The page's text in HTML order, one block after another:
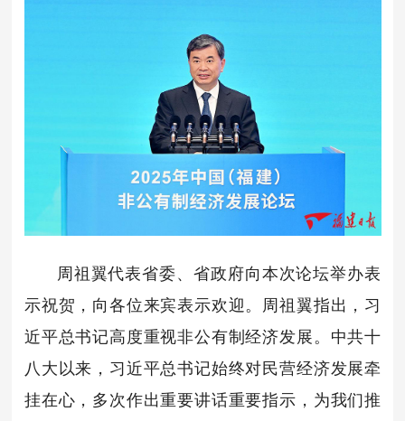
周祖翼代表省委、省政府向本次论坛举办表
示祝贺，向各位来宾表示欢迎。周祖翼指出，习
近平总书记高度重视非公有制经济发展。中共十
八大以来，习近平总书记始终对民营经济发展牵
挂在心，多次作出重要讲话重要指示，为我们推